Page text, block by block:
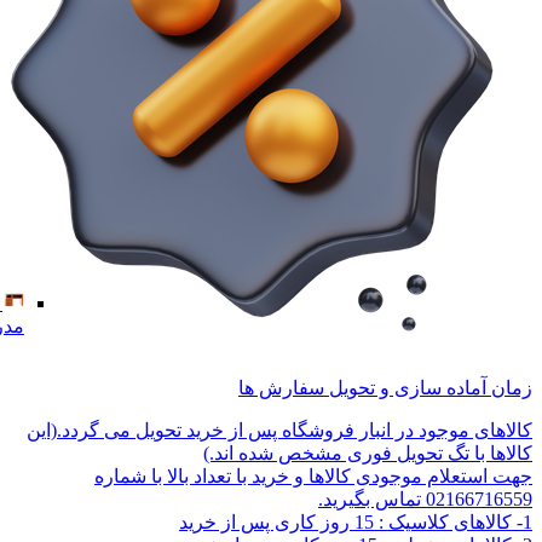
زمان آماده سازی و تحویل سفارش ها
کالاهای موجود در انبار فروشگاه پس از خرید تحویل می گردد.(این
کالاها با تگ تحویل فوری مشخص شده اند.)
جهت استعلام موجودی کالاها و خرید با تعداد بالا با شماره
02166716559 تماس بگیرید.
1- کالاهای کلاسیک : 15 روز کاری پس از خرید